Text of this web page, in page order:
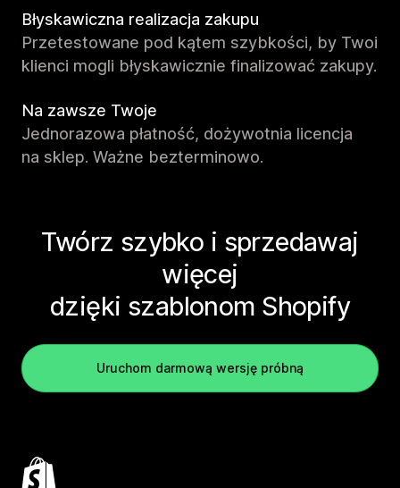
Błyskawiczna realizacja zakupu
Przetestowane pod kątem szybkości, by Twoi
klienci mogli błyskawicznie finalizować zakupy.
Na zawsze Twoje
Jednorazowa płatność, dożywotnia licencja
na sklep. Ważne bezterminowo.
Twórz szybko i sprzedawaj
więcej
dzięki szablonom Shopify
Uruchom darmową wersję próbną